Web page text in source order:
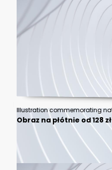
Obraz na płótnie od 128 zł